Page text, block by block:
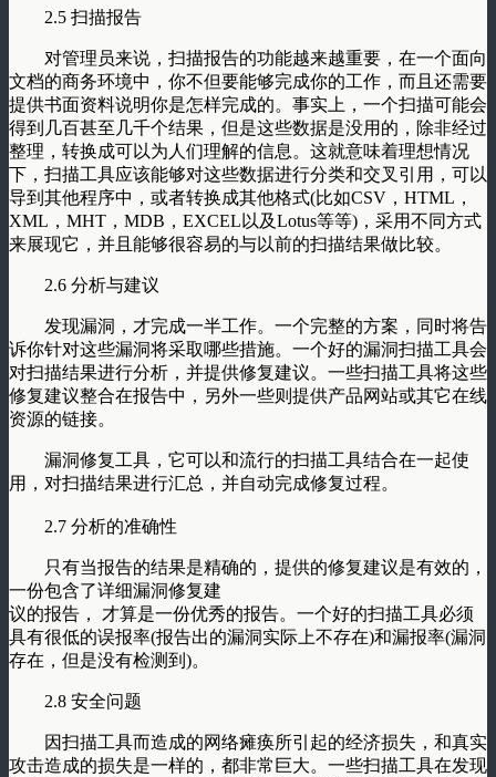
2.5 扫描报告
对管理员来说，扫描报告的功能越来越重要，在一个面向
文档的商务环境中，你不但要能够完成你的工作，而且还需要
提供书面资料说明你是怎样完成的。事实上，一个扫描可能会
得到几百甚至几千个结果，但是这些数据是没用的，除非经过
整理，转换成可以为人们理解的信息。这就意味着理想情况
下，扫描工具应该能够对这些数据进行分类和交叉引用，可以
导到其他程序中，或者转换成其他格式(比如CSV，HTML，
XML，MHT，MDB，EXCEL以及Lotus等等)，采用不同方式
来展现它，并且能够很容易的与以前的扫描结果做比较。
2.6 分析与建议
发现漏洞，才完成一半工作。一个完整的方案，同时将告
诉你针对这些漏洞将采取哪些措施。一个好的漏洞扫描工具会
对扫描结果进行分析，并提供修复建议。一些扫描工具将这些
修复建议整合在报告中，另外一些则提供产品网站或其它在线
资源的链接。
漏洞修复工具，它可以和流行的扫描工具结合在一起使
用，对扫描结果进行汇总，并自动完成修复过程。
2.7 分析的准确性
只有当报告的结果是精确的，提供的修复建议是有效的，
一份包含了详细漏洞修复建
议的报告， 才算是一份优秀的报告。一个好的扫描工具必须
具有很低的误报率(报告出的漏洞实际上不存在)和漏报率(漏洞
存在，但是没有检测到)。
2.8 安全问题
因扫描工具而造成的网络瘫痪所引起的经济损失，和真实
攻击造成的损失是一样的，都非常巨大。一些扫描工具在发现